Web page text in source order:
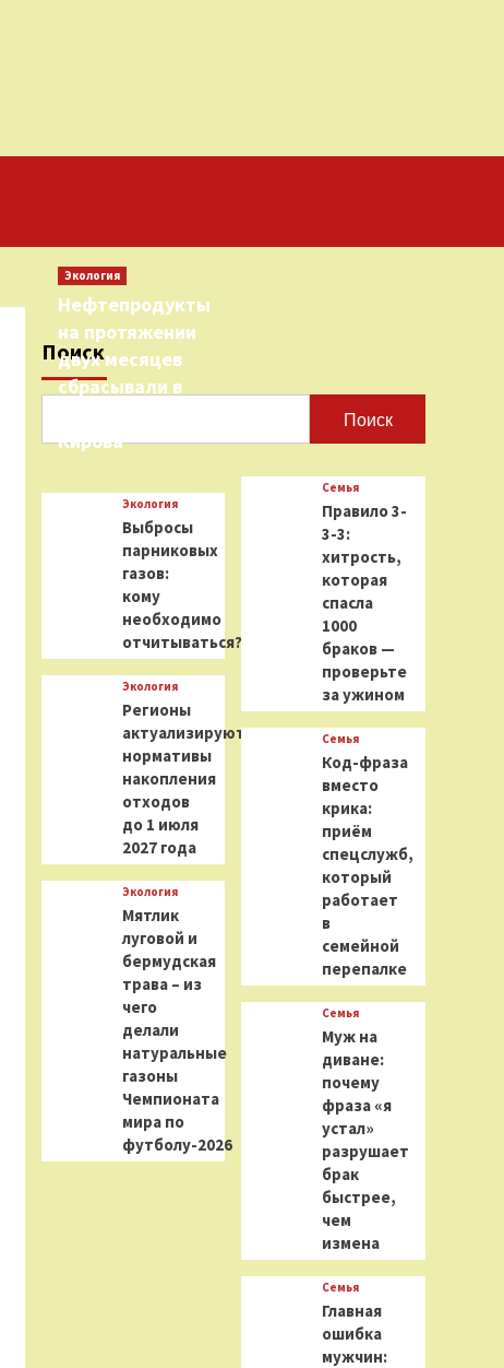
Поиск
Поиск
Экология
Нефтепродукты
на протяжении
двух месяцев
сбрасывали в
Кирова
Экология
Выбросы
парниковых
газов:
кому
необходимо
отчитываться?
Экология
Регионы
актуализируют
нормативы
накопления
отходов
до 1 июля
2027 года
Экология
Мятлик
луговой и
бермудская
трава – из
чего
делали
натуральные
газоны
Чемпионата
мира по
футболу-2026
Семья
Правило 3-
3-3:
хитрость,
которая
спасла
1000
браков —
проверьте
за ужином
Семья
Код-фраза
вместо
крика:
приём
спецслужб,
который
работает
в
семейной
перепалке
Семья
Муж на
диване:
почему
фраза «я
устал»
разрушает
брак
быстрее,
чем
измена
Семья
Главная
ошибка
мужчин: